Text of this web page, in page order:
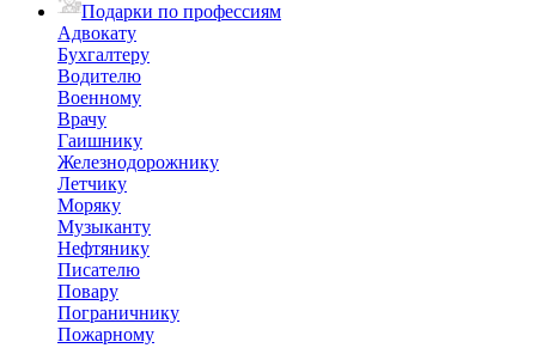
Подарки по профессиям
Адвокату
Бухгалтеру
Водителю
Военному
Врачу
Гаишнику
Железнодорожнику
Летчику
Моряку
Музыканту
Нефтянику
Писателю
Повару
Пограничнику
Пожарному